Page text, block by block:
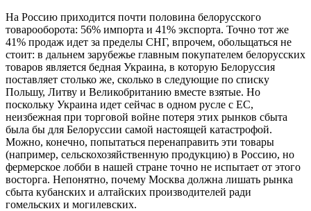
На Россию приходится почти половина белорусского
товарооборота: 56% импорта и 41% экспорта. Точно тот же
41% продаж идет за пределы СНГ, впрочем, обольщаться не
стоит: в дальнем зарубежье главным покупателем белорусских
товаров является бедная Украина, в которую Белоруссия
поставляет столько же, сколько в следующие по списку
Польшу, Литву и Великобританию вместе взятые. Но
поскольку Украина идет сейчас в одном русле с ЕС,
неизбежная при торговой войне потеря этих рынков сбыта
была бы для Белоруссии самой настоящей катастрофой.
Можно, конечно, попытаться перенаправить эти товары
(например, сельскохозяйственную продукцию) в Россию, но
фермерское лобби в нашей стране точно не испытает от этого
восторга. Непонятно, почему Москва должна лишать рынка
сбыта кубанских и алтайских производителей ради
гомельских и могилевских.